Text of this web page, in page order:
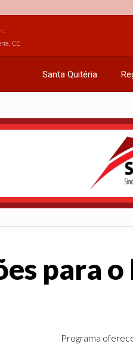
CE
Santa Quitéria
para
Programa